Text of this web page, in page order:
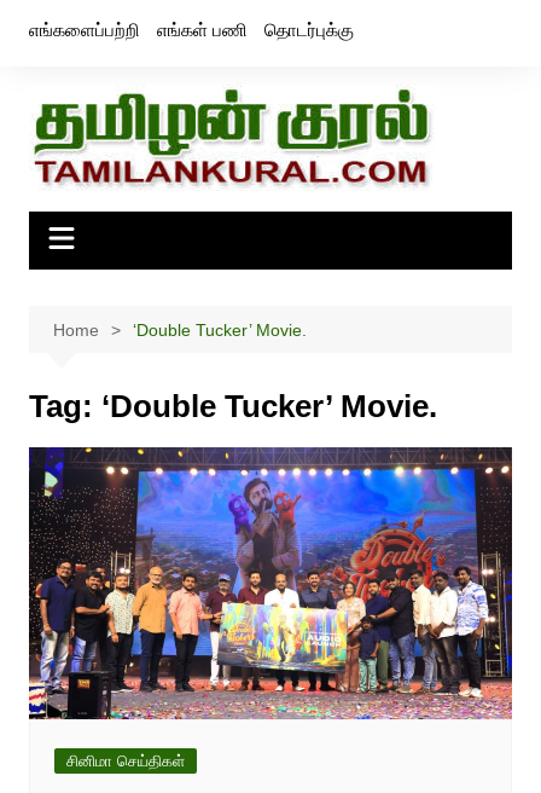
எங்களைப்பற்றி எங்கள் பணி தொடர்புக்கு
Home ‘Double Tucker’ Movie.
Tag: ‘Double Tucker’ Movie.
சினிமா செய்திகள்